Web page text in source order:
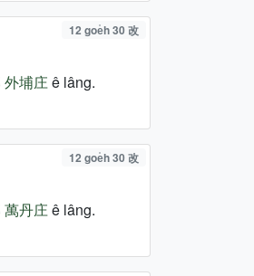
12 goe̍h 30 改
外埔庄ê lâng.
12 goe̍h 30 改
萬丹庄ê lâng.